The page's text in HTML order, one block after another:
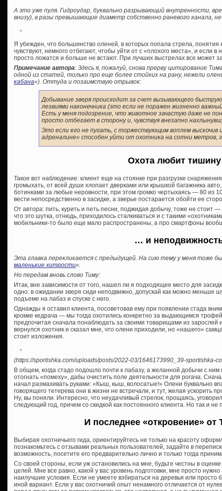
А это уже пуля. Гидроудар, буквально разрывающий внутренности,
внизу), в разы превышающие диаметр собственно раневого канала,
Я убежден, что большинство оленей, в которых попала стрела, понятия
чувствуют, немного отбегают, чтобы уйти от с «плохого места», и если в
просто ложатся и больше не встают. При лучших выстрелах все может
Примечание автора: Здесь я, пожалуй, снова прерву цитирование
одной из статей, только про еще более стойких на рану, нежели
кабана«). Оттуда и позаимствую отрывок:
Добывание зверя происходит за счет вызывающего
лезвиями наконечника (это если не поражен жизненно
Есть у меня подозрение, что животное зачастую даже не
просто отбегает в сторону и, чувствуя внезапно
Это если его не пугать, с торжествующим воплем выскочив
адреналине» способен уйти от охотника на сотни метров,
Охота любит
Такое вот наблюдение: клиент еще на стоянке при разгрузке
громыхать, от всей души хлопает дверками или крышкой багажника
ботинками за любые неровности, при этом громко чертыхаясь — 80 из
вести непосредственно в засидке, а зверье постарается обойти ее
От автора: пить, курить и петь песни, поджидая добычу, тоже не стоит
что это шутка, отнюдь, приходилось сталкиваться и с такими
мобильники-то было еще мало распространены, а про смартфоны
… и
Эта главка перекликается с предыдущей. На сию тему у меня тоже
маленькие хитрости«.
Но передам вновь слово Тиму:
Итак, вне зависимости от того, нашел ли я подходящее место для
одно: в ожидании зверя сиди неподвижно, допускай как можно меньше
подъеме на лабаз и спуске с него.
Однажды я оставил клиента, посоветовав ему при появлении стада
кромке кедрача — мы тогда охотились конкретно за выдающимся
предпочитая сначала понаблюдать за своими товарищами из зарослей
вернулся охотник и сказал мне, что олени приходили, но «нашего»
стоит изложения.
(https://sportishka.com/uploads/posts/2022-03/1646173990_39-sportishka-
В общем, когда стадо подошло почти к лабазу, а желанной добычи с
отогнать «помеху», дабы очистить поле деятельности для рогача.
начал размахивать руками: «Кыш, кыш, волосатые!» Олени буквально
говорящего тетерева они в жизни не встречали, и тут, желая ускорить
Ну, вы поняли. Интересно, что неудачливый стрелок, прощаясь,
следующий год, причем со скидкой как постоянного клиента. Но так и не
И последнее «откровение» от
Выбирая охотничьего гида, ориентируйтесь не только на красоту
познакомьтесь с отзывами реальных пользователей, задайте в
возможность, посетите его предварительно лично и только тогда
Со своей стороны, если уж остановились на мне, будьте честны в
целей. Мне все равно, какой у вас уровень подготовки, мне просто
наилучшие условия. Если не умеете взбираться на деревья или просто
иной вариант. Если у вас охотничий опыт ненамного отличается от